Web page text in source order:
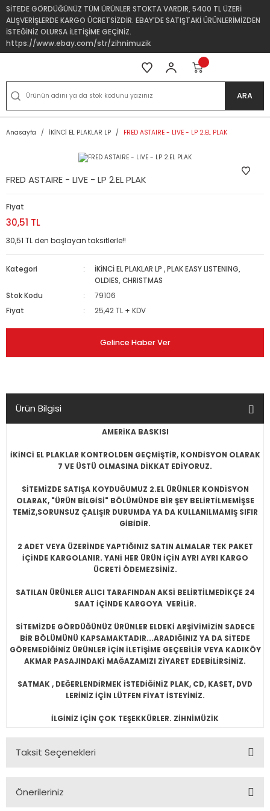
SİTEDE GÖRDÜĞÜNÜZ TÜM ÜRÜNLER STOKTA VARDIR, 5400 TL ÜZERİ
ALIŞVERİŞLERDE KARGO ÜCRETSİZDİR. EBAY'DE SATIŞTAKİ ÜRÜNLERİMİZDEN
İSTEĞİNİZ OLURSA İLETİŞİME GEÇİNİZ.
https://www.ebay.com/str/zihnimuzik
ARA
Anasayfa İKİNCİ EL PLAKLAR LP FRED ASTAIRE - LIVE - LP 2.EL PLAK
FRED ASTAIRE - LIVE - LP 2.EL PLAK
Fiyat
30,51 TL
30,51 TL den başlayan taksitlerle!!
Kategori İKİNCİ EL PLAKLAR LP ,PLAK EASY LISTENING,
OLDIES, CHRISTMAS
Stok Kodu
79106
Fiyat
25,42 TL + KDV
Gelince Haber Ver
Ürün Bilgisi
AMERİKA BASKISI
İKİNCİ EL PLAKLAR KONTROLDEN GEÇMİŞTİR, KONDİSYON OLARAK
7 VE ÜSTÜ OLMASINA DİKKAT EDİYORUZ.
SİTEMİZDE SATIŞA KOYDUĞUMUZ 2.EL ÜRÜNLER KONDİSYON
OLARAK, "ÜRÜN BİLGİSİ" BÖLÜMÜNDE BİR ŞEY BELİRTİLMEMİŞSE
TEMİZ,SORUNSUZ ÇALIŞIR DURUMDA YA DA KULLANILMAMIŞ SIFIR
GİBİDİR.
2 ADET VEYA ÜZERİNDE YAPTIĞINIZ SATIN ALMALAR TEK PAKET
İÇİNDE KARGOLANIR. YANİ HER ÜRÜN İÇİN AYRI AYRI KARGO
ÜCRETİ ÖDEMEZSİNİZ.
SATILAN ÜRÜNLER ALICI TARAFINDAN AKSİ BELİRTİLMEDİKÇE 24
SAAT İÇİNDE KARGOYA VERİLİR.
SİTEMİZDE GÖRDÜĞÜNÜZ ÜRÜNLER ELDEKİ ARŞİVİMİZİN SADECE
BİR BÖLÜMÜNÜ KAPSAMAKTADIR...ARADIĞINIZ YA DA SİTEDE
GÖREMEDİĞİNİZ ÜRÜNLER İÇİN İLETİŞİME GEÇEBİLİR VEYA KADIKÖY
AKMAR PASAJINDAKİ MAĞAZAMIZI ZİYARET EDEBİLİRSİNİZ.
SATMAK , DEĞERLENDİRMEK İSTEDİĞİNİZ PLAK, CD, KASET, DVD
LERİNİZ İÇİN LÜTFEN FİYAT İSTEYİNİZ.
İLGİNİZ İÇİN ÇOK TEŞEKKÜRLER. ZİHNİMÜZİK
Taksit Seçenekleri
Önerileriniz